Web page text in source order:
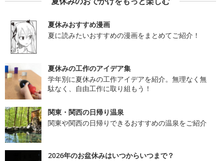
夏休みおすすめ漫画
夏に読みたいおすすめの漫画をまとめてご紹介！
夏休みの工作のアイデア集
学年別に夏休みの工作アイデアを紹介。無理なく無
駄なく、自由工作に取り組もう！
関東・関西の日帰り温泉
関東や関西の日帰りできるおすすめの温泉をご紹介
2026年のお盆休みはいつからいつまで？